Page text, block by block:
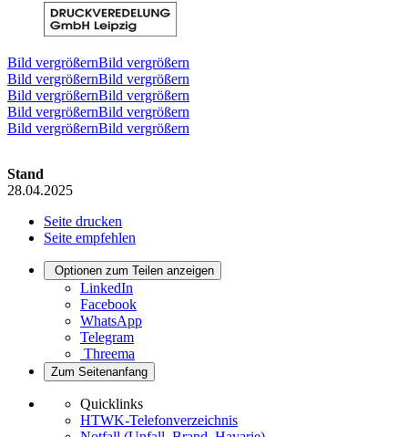
Bild vergrößernBild vergrößern
Bild vergrößernBild vergrößern
Bild vergrößernBild vergrößern
Bild vergrößernBild vergrößern
Bild vergrößernBild vergrößern
Stand
28.04.2025
Seite drucken
Seite empfehlen
Optionen zum Teilen anzeigen
LinkedIn
Facebook
WhatsApp
Telegram
Threema
Zum Seitenanfang
Quicklinks
HTWK-Telefonverzeichnis